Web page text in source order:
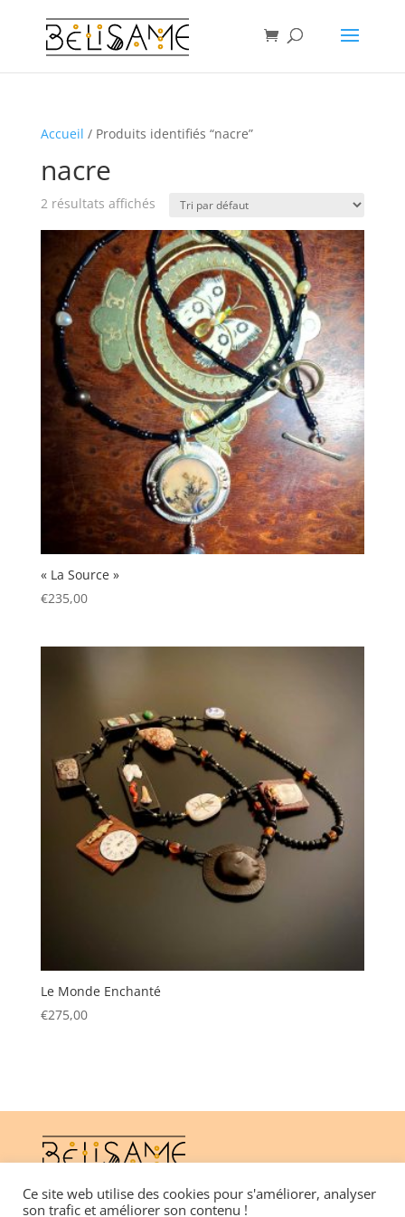
Accueil / Produits identifiés “nacre”
nacre
2 résultats affichés
« La Source »
€235,00
Le Monde Enchanté
€275,00
Ce site web utilise des cookies pour s'améliorer, analyser
son trafic et améliorer son contenu !